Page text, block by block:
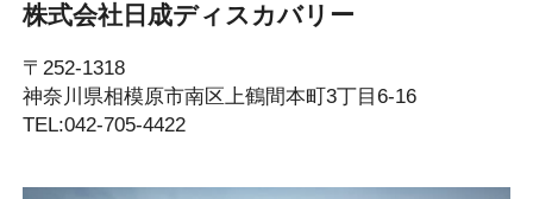
株式会社日成ディスカバリー
〒252-1318
神奈川県相模原市南区上鶴間本町3丁目6-16
TEL:042-705-4422